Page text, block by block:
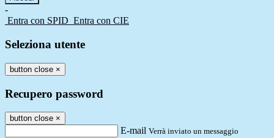
-
Entra con SPID Entra con CIE
Seleziona utente
button close ×
Recupero password
button close ×
E-mail Verrà inviato un messaggio